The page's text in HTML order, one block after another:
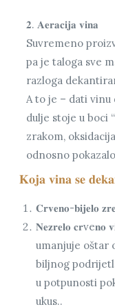
𝟐. 𝐀𝐞𝐫𝐚𝐜𝐢𝐣𝐚 𝐯𝐢𝐧𝐚
Suvremeno
pa je taloga sve
razloga
A to je – dati vinu
dulje stoje u boci
zrakom,
odnosno
𝐊𝐨𝐣𝐚 𝐯𝐢𝐧𝐚 𝐬𝐞
𝐂𝐫𝐯𝐞𝐧𝐨-𝐛𝐢𝐣𝐞𝐥𝐨
𝐍𝐞𝐳𝐫𝐞𝐥𝐨 𝐜𝐫ve𝐧𝐨
umanjuje oštar
biljnog
u potpunosti
ukus..